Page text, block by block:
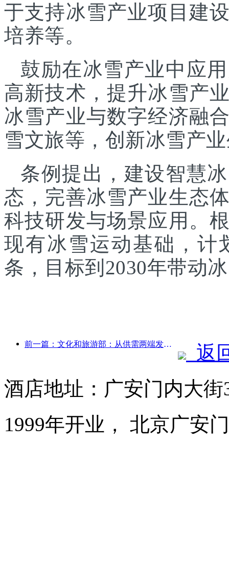
于支持冰雪产业项目建
培养等。
鼓励在冰雪产业中应
高新技术，提升冰雪产
冰雪产业与数字经济融
雪文旅等，创新冰雪产
条例提出，建设智慧
态，完善冰雪产业生态
科技研发与场景应用。
现有冰雪运动基础，计
条，目标到2030年带动
前一篇：文化和旅游部：从供需两端发力，引导文旅消费活动出行
返
酒店地址：广安门内大
1999年开业， 北京广